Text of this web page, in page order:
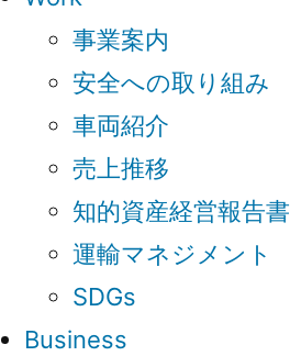
事業案内
安全への取り組み
車両紹介
売上推移
知的資産経営報告書
運輸マネジメント
SDGs
Business